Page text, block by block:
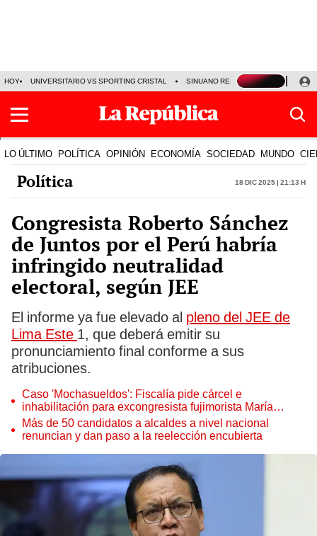
HOY UNIVERSITARIO VS SPORTING CRISTAL SINUANO RESULTADOS HOY
LO ÚLTIMO POLÍTICA OPINIÓN ECONOMÍA SOCIEDAD MUNDO
Política 18 Dic 2025 | 21:13 h
Congresista Roberto Sánchez
de Juntos por el Perú habría
infringido neutralidad
electoral, según JEE
El informe ya fue elevado al pleno del JEE de
Lima Este 1, que deberá emitir su
pronunciamiento final conforme a sus
atribuciones.
Caso 'Mochasueldos': Fiscalía pide cárcel e
inhabilitación para excongresista fujimorista María
Cordero Jon Tay
Más de 50 candidatos a alcaldes a nivel nacional
renuncian y dan paso a la reelección encubierta